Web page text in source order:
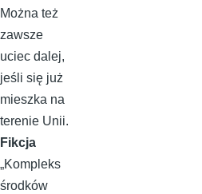
Można też
zawsze
uciec dalej,
jeśli się już
mieszka na
terenie Unii.
Fikcja
„Kompleks
środków